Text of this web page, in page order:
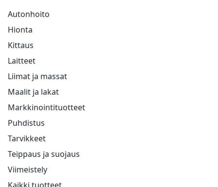
Autonhoito
Hionta
Kittaus
Laitteet
Liimat ja massat
Maalit ja lakat
Markkinointituotteet
Puhdistus
Tarvikkeet
Teippaus ja suojaus
Viimeistely